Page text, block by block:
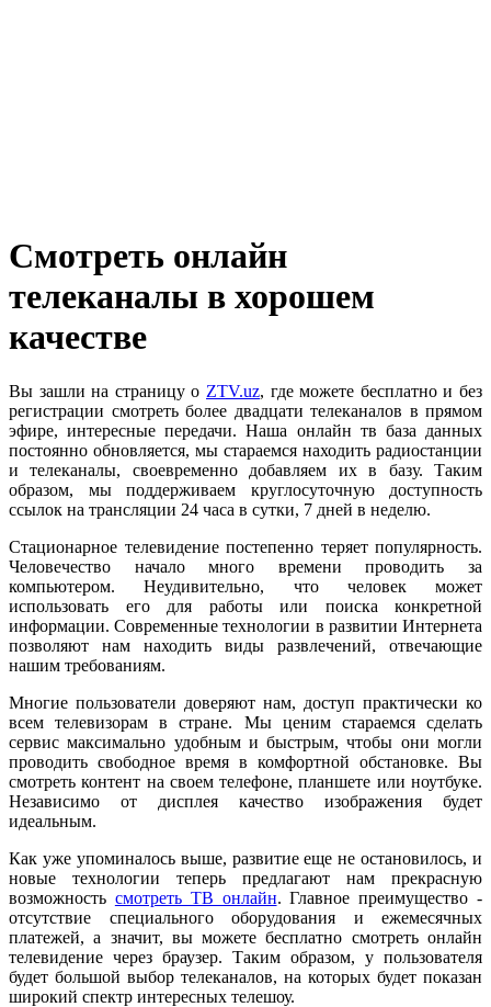
Cмотреть онлайн
телеканалы в хорошем
качестве
Вы зашли на страницу о ZTV.uz, где можете бесплатно и без
регистрации смотреть более двадцати телеканалов в прямом
эфире, интересные передачи. Наша онлайн тв база данных
постоянно обновляется, мы стараемся находить радиостанции
и телеканалы, своевременно добавляем их в базу. Таким
образом, мы поддерживаем круглосуточную доступность
ссылок на трансляции 24 часа в сутки, 7 дней в неделю.
Стационарное телевидение постепенно теряет популярность.
Человечество начало много времени проводить за
компьютером. Неудивительно, что человек может
использовать его для работы или поиска конкретной
информации. Современные технологии в развитии Интернета
позволяют нам находить виды развлечений, отвечающие
нашим требованиям.
Многие пользователи доверяют нам, доступ практически ко
всем телевизорам в стране. Мы ценим стараемся сделать
сервис максимально удобным и быстрым, чтобы они могли
проводить свободное время в комфортной обстановке. Вы
смотреть контент на своем телефоне, планшете или ноутбуке.
Независимо от дисплея качество изображения будет
идеальным.
Как уже упоминалось выше, развитие еще не остановилось, и
новые технологии теперь предлагают нам прекрасную
возможность смотреть ТВ онлайн. Главное преимущество -
отсутствие специального оборудования и ежемесячных
платежей, а значит, вы можете бесплатно смотреть онлайн
телевидение через браузер. Таким образом, у пользователя
будет большой выбор телеканалов, на которых будет показан
широкий спектр интересных телешоу.